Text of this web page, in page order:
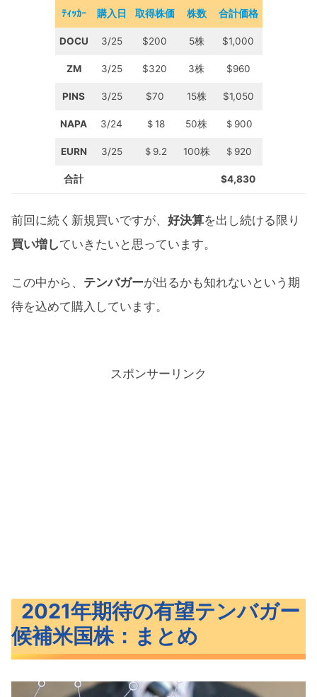
ﾃｨｯｶｰ 購入日 取得株価 株数 合計価格
DOCU 3/25 $200 5株 $1,000
ZM 3/25 $320 3株 $960
PINS 3/25 $70 15株 $1,050
NAPA 3/24 ＄18 50株 ＄900
EURN 3/25 ＄9.2 100株 ＄920
合計 $4,830
前回に続く新規買いですが、 好決算を出し続ける限り
買い増していきたいと思っています。
この中から、 テンバガーが出るかも知れないという期
待を込めて購入しています。
スポンサーリンク
2021年期待の有望テンバガー
候補米国株：まとめ